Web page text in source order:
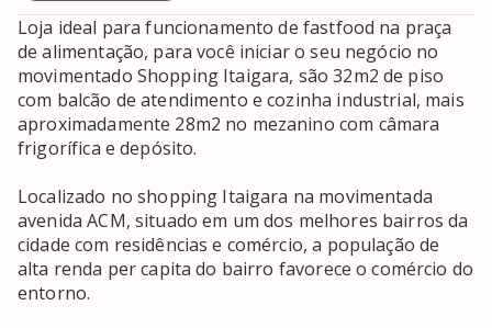
Loja ideal para funcionamento de fastfood na praça
de alimentação, para você iniciar o seu negócio no
movimentado Shopping Itaigara, são 32m2 de piso
com balcão de atendimento e cozinha industrial, mais
aproximadamente 28m2 no mezanino com câmara
frigorífica e depósito.
Localizado no shopping Itaigara na movimentada
avenida ACM, situado em um dos melhores bairros da
cidade com residências e comércio, a população de
alta renda per capita do bairro favorece o comércio do
entorno.